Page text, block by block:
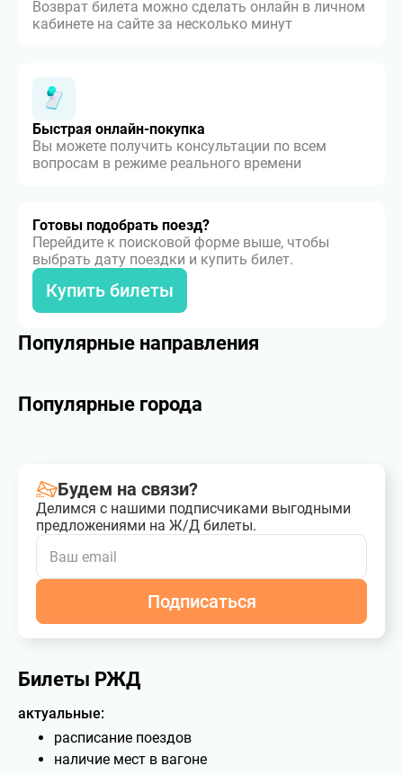
Возврат билета можно сделать онлайн в личном
кабинете на сайте за несколько минут
Быстрая онлайн-покупка
Вы можете получить консультации по всем
вопросам в режиме реального времени
Готовы подобрать поезд?
Перейдите к поисковой форме выше, чтобы
выбрать дату поездки и купить билет.
Купить билеты
Популярные направления
Популярные города
Будем на связи?
Делимся с нашими подписчиками выгодными
предложениями на Ж/Д билеты.
Подписаться
Билеты РЖД
актуальные:
расписание поездов
наличие мест в вагоне